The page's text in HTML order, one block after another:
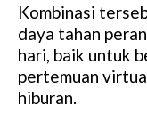
Kombinasi
daya tahan
hari, baik untuk
pertemuan
hiburan.